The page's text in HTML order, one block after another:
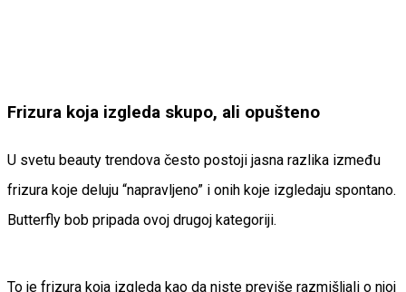
Frizura koja izgleda skupo, ali opušteno
U svetu beauty trendova često postoji jasna razlika između
frizura koje deluju “napravljeno” i onih koje izgledaju spontano.
Butterfly bob pripada ovoj drugoj kategoriji.
To je frizura koja izgleda kao da niste previše razmišljali o njoj